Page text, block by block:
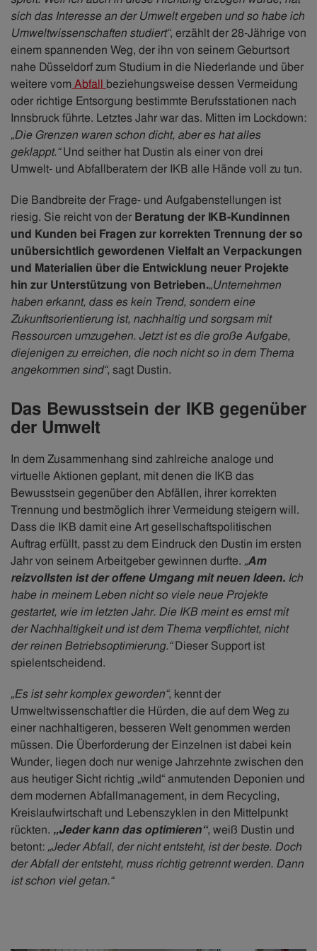
sich das Interesse an der Umwelt ergeben und so habe ich
Umweltwissenschaften studiert“, erzählt der 28-Jährige von
einem spannenden Weg, der ihn von seinem Geburtsort
nahe Düsseldorf zum Studium in die Niederlande und über
weitere vom Abfall beziehungsweise dessen Vermeidung
oder richtige Entsorgung bestimmte Berufsstationen nach
Innsbruck führte. Letztes Jahr war das. Mitten im Lockdown:
„Die Grenzen waren schon dicht, aber es hat alles
geklappt.“Und seither hat Dustin als einer von drei
Umwelt- und Abfallberatern der IKB alle Hände voll zu tun.
Die Bandbreite der Frage- und Aufgabenstellungen ist
riesig. Sie reicht von der Beratung der IKB-Kundinnen
und Kunden bei Fragen zur korrekten Trennung der so
unübersichtlich gewordenen Vielfalt an Verpackungen
und Materialien über die Entwicklung neuer Projekte
hin zur Unterstützung von Betrieben.„Unternehmen
haben erkannt, dass es kein Trend, sondern eine
Zukunftsorientierung ist, nachhaltig und sorgsam mit
Ressourcen umzugehen. Jetzt ist es die große Aufgabe,
diejenigen zu erreichen, die noch nicht so in dem Thema
angekommen sind“, sagt Dustin.
Das Bewusstsein der IKB gegenüber
der Umwelt
In dem Zusammenhang sind zahlreiche analoge und
virtuelle Aktionen geplant, mit denen die IKB das
Bewusstsein gegenüber den Abfällen, ihrer korrekten
Trennung und bestmöglich ihrer Vermeidung steigern will.
Dass die IKB damit eine Art gesellschaftspolitischen
Auftrag erfüllt, passt zu dem Eindruck den Dustin im ersten
Jahr von seinem Arbeitgeber gewinnen durfte. „Am
reizvollsten ist der offene Umgang mit neuen Ideen. Ich
habe in meinem Leben nicht so viele neue Projekte
gestartet, wie im letzten Jahr. Die IKB meint es ernst mit
der Nachhaltigkeit und ist dem Thema verpflichtet, nicht
der reinen Betriebsoptimierung.“Dieser Support ist
spielentscheidend.
​„Es ist sehr komplex geworden“, kennt der
Umweltwissenschaftler die Hürden, die auf dem Weg zu
einer nachhaltigeren, besseren Welt genommen werden
müssen. Die Überforderung der Einzelnen ist dabei kein
Wunder, liegen doch nur wenige Jahrzehnte zwischen den
aus heutiger Sicht richtig „wild“ anmutenden Deponien und
dem modernen Abfallmanagement, in dem Recycling,
Kreislaufwirtschaft und Lebenszyklen in den Mittelpunkt
rückten. „Jeder kann das optimieren“, weiß Dustin und
betont: „Jeder Abfall, der nicht entsteht, ist der beste. Doch
der Abfall der entsteht, muss richtig getrennt werden. Dann
ist schon viel getan.“